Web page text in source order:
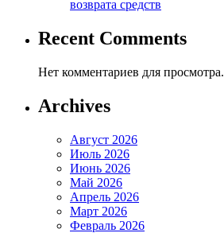
возврата средств
Recent Comments
Нет комментариев для просмотра.
Archives
Август 2026
Июль 2026
Июнь 2026
Май 2026
Апрель 2026
Март 2026
Февраль 2026